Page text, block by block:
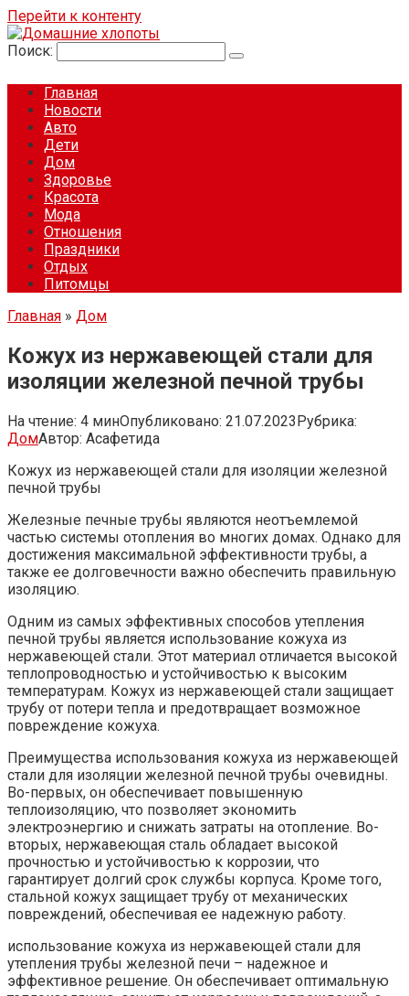
Перейти к контенту
Поиск:
Главная
Новости
Авто
Дети
Дом
Здоровье
Красота
Мода
Отношения
Праздники
Отдых
Питомцы
Главная » Дом
Кожух из нержавеющей стали для
изоляции железной печной трубы
На чтение: 4 минОпубликовано: 21.07.2023Рубрика:
ДомАвтор: Асафетида
Кожух из нержавеющей стали для изоляции железной
печной трубы
Железные печные трубы являются неотъемлемой
частью системы отопления во многих домах. Однако для
достижения максимальной эффективности трубы, а
также ее долговечности важно обеспечить правильную
изоляцию.
Одним из самых эффективных способов утепления
печной трубы является использование кожуха из
нержавеющей стали. Этот материал отличается высокой
теплопроводностью и устойчивостью к высоким
температурам. Кожух из нержавеющей стали защищает
трубу от потери тепла и предотвращает возможное
повреждение кожуха.
Преимущества использования кожуха из нержавеющей
стали для изоляции железной печной трубы очевидны.
Во-первых, он обеспечивает повышенную
теплоизоляцию, что позволяет экономить
электроэнергию и снижать затраты на отопление. Во-
вторых, нержавеющая сталь обладает высокой
прочностью и устойчивостью к коррозии, что
гарантирует долгий срок службы корпуса. Кроме того,
стальной кожух защищает трубу от механических
повреждений, обеспечивая ее надежную работу.
использование кожуха из нержавеющей стали для
утепления трубы железной печи – надежное и
эффективное решение. Он обеспечивает оптимальную